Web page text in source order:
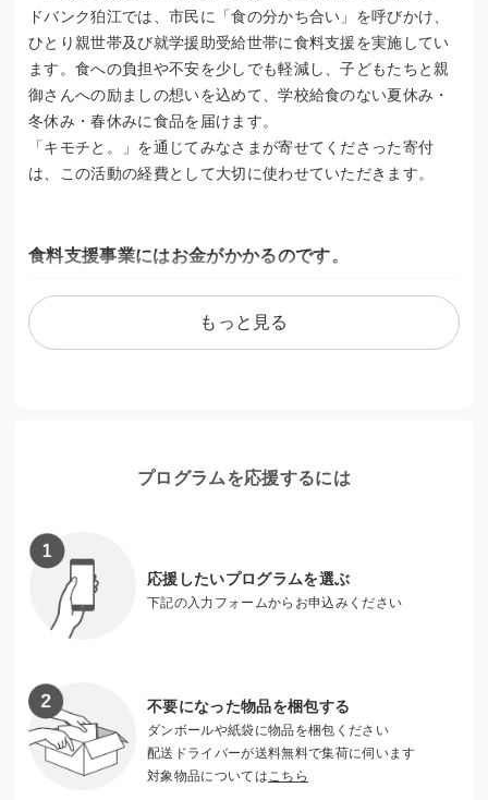
ドバンク狛江では、市民に「食の分かち合い」を呼びかけ、
ひとり親世帯及び就学援助受給世帯に食料支援を実施してい
ます。食への負担や不安を少しでも軽減し、子どもたちと親
御さんへの励ましの想いを込めて、学校給食のない夏休み・
冬休み・春休みに食品を届けます。
「キモチと。」を通じてみなさまが寄せてくださった寄付
は、この活動の経費として大切に使わせていただきます。
食料支援事業にはお金がかかるのです。
市民・企業様より多くの食品を寄贈いただいています。その
食品を仕分けたり、梱包してお届けするまでの労働力はボラ
数名のボランティアが流れ作業で食品セットをしています
もっと見る
プログラムを応援するには
応援したいプログラムを選ぶ
下記の入力フォームからお申込みください
不要になった物品を梱包する
ダンボールや紙袋に物品を梱包ください
配送ドライバーが送料無料で集荷に伺います
対象物品については こちら